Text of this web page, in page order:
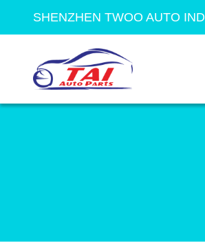
SHENZHEN TWOO AUTO